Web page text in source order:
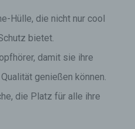
Hülle, die nicht nur cool
bietet.
damit sie ihre
genießen können.
die Platz für alle ihre